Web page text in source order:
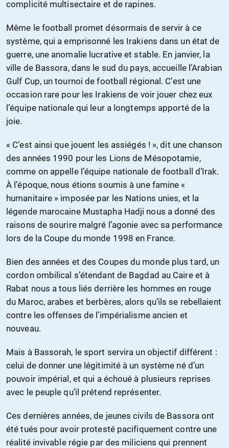
complicité multisectaire et de rapines.
Même le football promet désormais de servir à ce
système, qui a emprisonné les Irakiens dans un état de
guerre, une anomalie lucrative et stable. En janvier, la
ville de Bassora, dans le sud du pays, accueille l’Arabian
Gulf Cup, un tournoi de football régional. C’est une
occasion rare pour les Irakiens de voir jouer chez eux
l’équipe nationale qui leur a longtemps apporté de la
joie.
« C’est ainsi que jouent les assiégés ! », dit une chanson
des années 1990 pour les Lions de Mésopotamie,
comme on appelle l’équipe nationale de football d’Irak.
À l’époque, nous étions soumis à une famine «
humanitaire » imposée par les Nations unies, et la
légende marocaine Mustapha Hadji nous a donné des
raisons de sourire malgré l’agonie avec sa performance
lors de la Coupe du monde 1998 en France.
Bien des années et des Coupes du monde plus tard, un
cordon ombilical s’étendant de Bagdad au Caire et à
Rabat nous a tous liés derrière les hommes en rouge
du Maroc, arabes et berbères, alors qu’ils se rebellaient
contre les offenses de l’impérialisme ancien et
nouveau.
Mais à Bassorah, le sport servira un objectif différent :
celui de donner une légitimité à un système né d’un
pouvoir impérial, et qui a échoué à plusieurs reprises
avec le peuple qu’il prétend représenter.
Ces dernières années, de jeunes civils de Bassora ont
été tués pour avoir protesté pacifiquement contre une
réalité invivable régie par des miliciens qui prennent